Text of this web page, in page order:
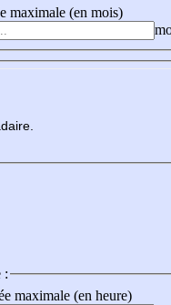
maximale (en mois)
:
maximale (en heure)